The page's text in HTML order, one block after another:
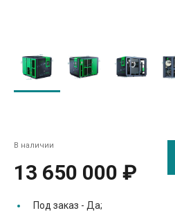
В наличии
13 650 000 ₽
Под заказ - Да;